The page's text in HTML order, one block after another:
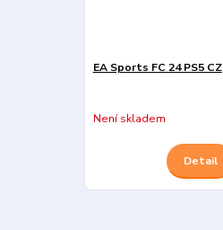
EA Sports FC 24 PS5 CZ
Není skladem
Detail